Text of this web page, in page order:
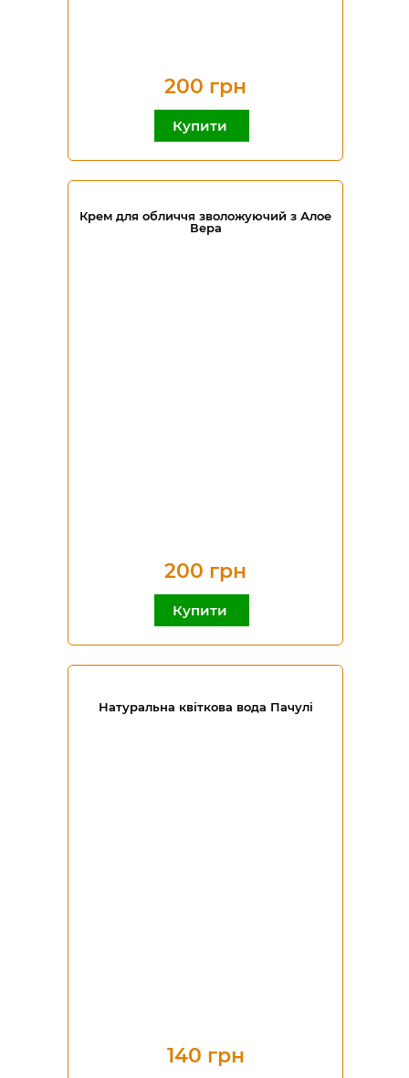
200 грн
Купити
Крем для обличчя зволожуючий з Алое
Вера
200 грн
Купити
Натуральна квіткова вода Пачулі
140 грн